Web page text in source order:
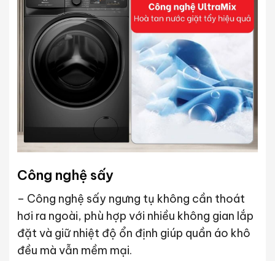
Công nghệ sấy
– Công nghệ sấy ngưng tụ không cần thoát
hơi ra ngoài, phù hợp với nhiều không gian lắp
đặt và giữ nhiệt độ ổn định giúp quần áo khô
đều mà vẫn mềm mại.